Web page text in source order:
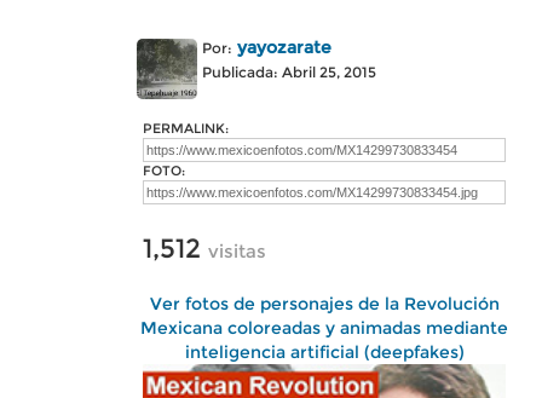
Por: yayozarate
Publicada: Abril 25, 2015
PERMALINK:
FOTO:
1,512 visitas
Ver fotos de personajes de la Revolución
Mexicana coloreadas y animadas mediante
inteligencia artificial (deepfakes)